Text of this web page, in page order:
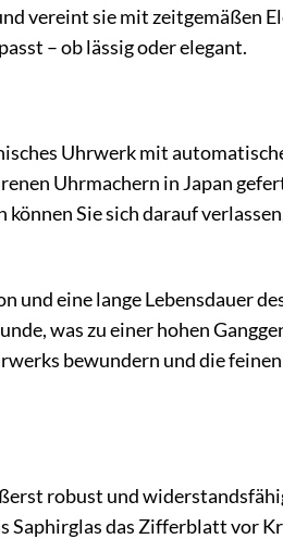
vereint sie mit zeitgemäßen
– ob lässig oder elegant.
Uhrwerk mit
Uhrmachern in Japan
Sie sich darauf
und eine lange Lebensdauer
was zu einer hohen
bewundern und die
robust und
Saphirglas das Zifferblatt vor